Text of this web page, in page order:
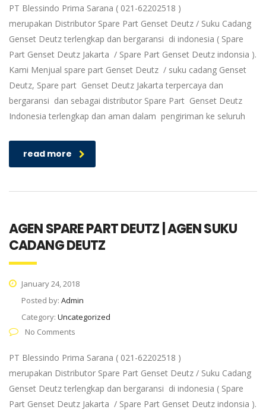
PT Blessindo Prima Sarana ( 021-62202518 )
merupakan Distributor Spare Part Genset Deutz / Suku Cadang
Genset Deutz terlengkap dan bergaransi di indonesia ( Spare
Part Genset Deutz Jakarta / Spare Part Genset Deutz indonsia ).
Kami Menjual spare part Genset Deutz / suku cadang Genset
Deutz, Spare part Genset Deutz Jakarta terpercaya dan
bergaransi dan sebagai distributor Spare Part Genset Deutz
Indonesia terlengkap dan aman dalam pengiriman ke seluruh
read more
AGEN SPARE PART DEUTZ | AGEN SUKU
CADANG DEUTZ
January 24, 2018
Posted by: Admin
Category: Uncategorized
No Comments
PT Blessindo Prima Sarana ( 021-62202518 )
merupakan Distributor Spare Part Genset Deutz / Suku Cadang
Genset Deutz terlengkap dan bergaransi di indonesia ( Spare
Part Genset Deutz Jakarta / Spare Part Genset Deutz indonsia ).